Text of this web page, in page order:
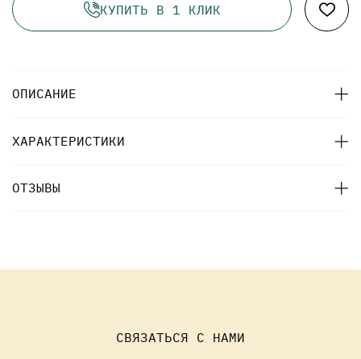
КУПИТЬ В 1 КЛИК
ОПИСАНИЕ
ХАРАКТЕРИСТИКИ
ОТЗЫВЫ
СВЯЗАТЬСЯ С НАМИ